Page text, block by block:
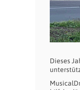
Dieses